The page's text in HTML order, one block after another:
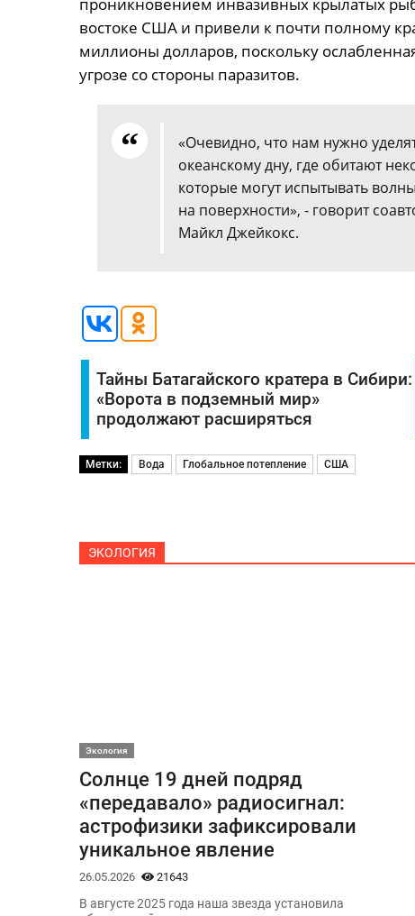
востоке США и привели к почти полному
миллионы долларов, поскольку
угрозе со стороны паразитов.
«Очевидно, что нам нужно
океанскому дну, где обитают
которые могут испытывать
на поверхности», - говорит
Майкл Джейкокс.
Тайны Батагайского кратера в Сибири:
«Ворота в подземный мир»
продолжают расширяться
Метки: Вода Глобальное потепление США
ЭКОЛОГИЯ
Экология
Солнце 19 дней подряд
«передавало» радиосигнал:
астрофизики зафиксировали
уникальное явление
26.05.2026 21643
В августе 2025 года наша звезда установила